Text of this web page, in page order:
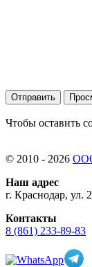
Чтобы оставить
© 2010 - 2026
Наш адрес
г. Краснодар, ул.
Контакты
8 (861) 233-89-83